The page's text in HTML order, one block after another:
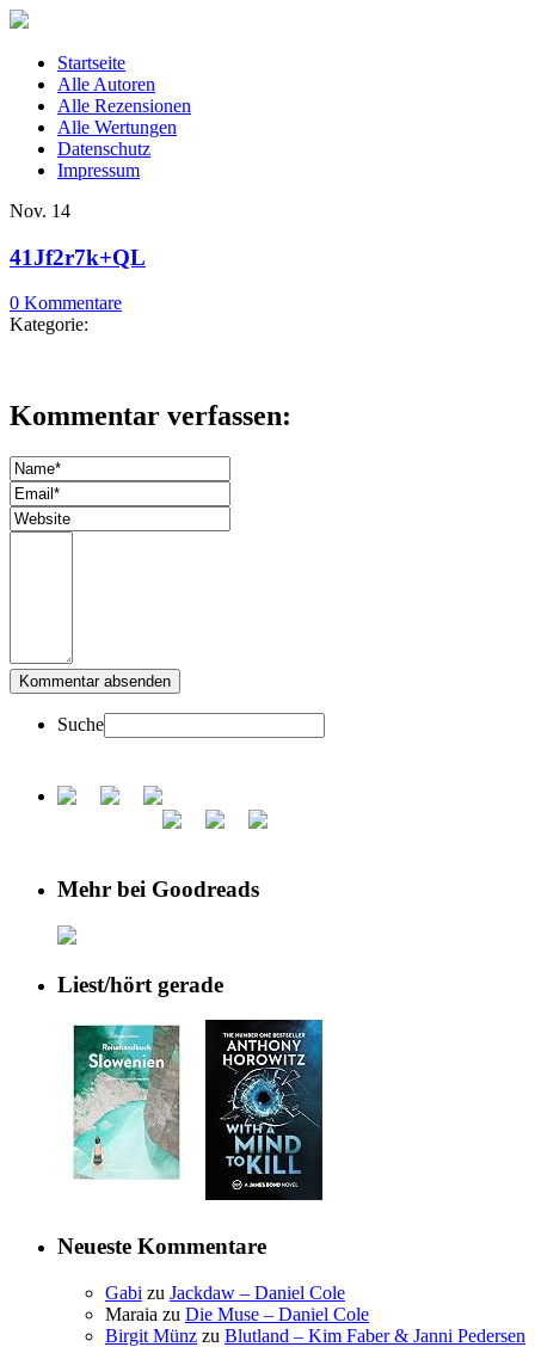
Startseite
Alle Autoren
Alle Rezensionen
Alle Wertungen
Datenschutz
Impressum
Nov. 14
41Jf2r7k+QL
0 Kommentare
Kategorie:
Kommentar verfassen:
Suche
Mehr bei Goodreads
Liest/hört gerade
Neueste Kommentare
Gabi zu Jackdaw – Daniel Cole
Maraia zu Die Muse – Daniel Cole
Birgit Münz zu Blutland – Kim Faber & Janni Pedersen